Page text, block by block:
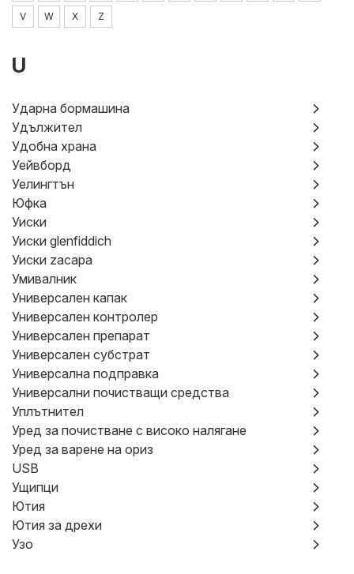
V W X Z
U
Ударна бормашина
Удължител
Удобна храна
Уейвборд
Уелингтън
Юфка
Уиски
Уиски glenfiddich
Уиски zacapa
Умивалник
Универсален капак
Универсален контролер
Универсален препарат
Универсален субстрат
Универсална подправка
Универсални почистващи средства
Уплътнител
Уред за почистване с високо налягане
Уред за варене на ориз
USB
Ущипци
Ютия
Ютия за дрехи
Узо